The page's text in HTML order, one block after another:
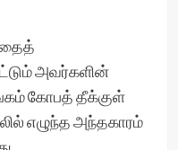
அவர்களின்
கோபத் தீக்குள்
எழுந்த அந்தகாரம்